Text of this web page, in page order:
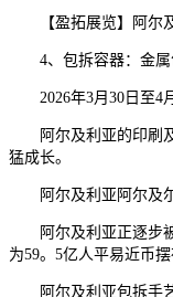
【盈拓展览】阿尔及
4、包拆容器：金属包
2026年3月30日至4月
阿尔及利亚的印刷及
猛成长。
阿尔及利亚阿尔及尔
阿尔及利亚正逐步被
为59。5亿人平易近币
阿尔及利亚包拆手艺